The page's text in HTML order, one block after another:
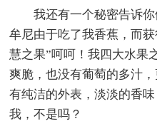
我还有一个秘密告诉
牟尼由于吃了我香蕉，而
慧之果”呵呵！我四大水
爽脆，也没有葡萄的多汁
有纯洁的外表，淡淡的香
我，不是吗？